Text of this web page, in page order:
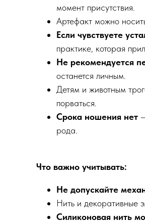
момент присутствия.
Артефакт можно
Если чувствуете
практике, которая
Не рекомендуется
останется личным.
Детям и животным
порваться.
Срока ношения нет
рода.
Что важно учитывать:
Не допускайте
Нить и декоративные
Силиконовая нить